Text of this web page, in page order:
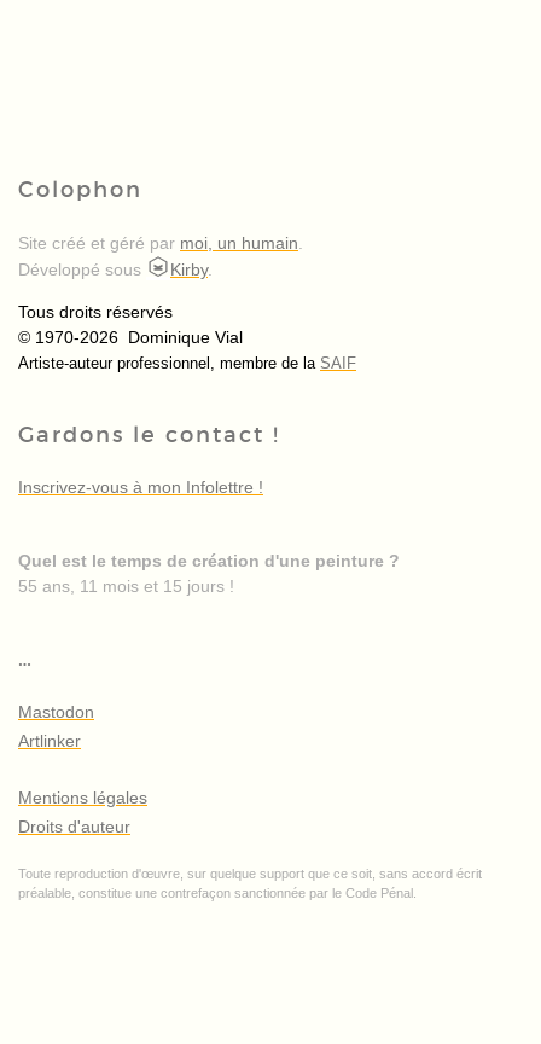
Colophon
Site créé et géré par moi, un humain
Développé sous
Kirby.
Tous droits réservés
© 1970-2026 Dominique Vial
Artiste-auteur professionnel, membre de la SAIF
Gardons le contact !
Inscrivez-vous à mon Infolettre !
Quel est le temps de création d'une peinture ?
55 ans, 11 mois et 15 jours !
…
Mastodon
Artlinker
Mentions légales
Droits d'auteur
Toute reproduction d'œuvre, sur quelque support que ce soit, sans accord écrit
préalable, constitue une contrefaçon sanctionnée par le Code Pénal.